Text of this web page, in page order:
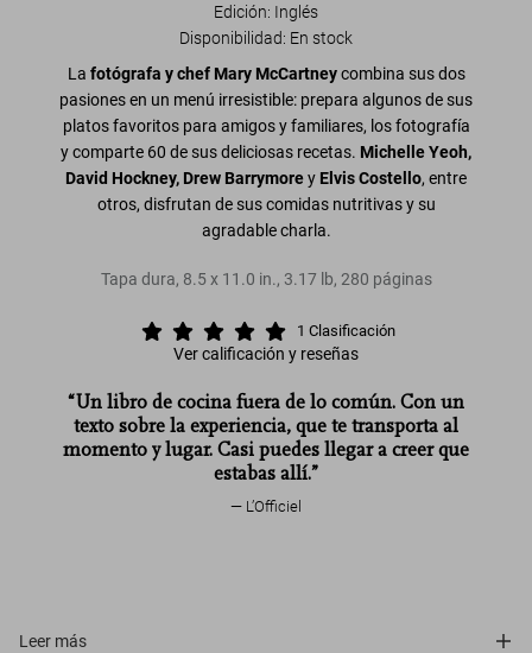
Edición: Inglés
Disponibilidad: En stock
La fotógrafa y chef Mary McCartneycombina sus dos
pasiones en un menú irresistible: prepara algunos de sus
platos favoritos para amigos y familiares, los fotografía
y comparte 60 de sus deliciosas recetas. Michelle Yeoh,
David Hockney, Drew Barrymorey Elvis Costello, entre
otros, disfrutan de sus comidas nutritivas y su
agradable charla.
Tapa dura, 8.5x 11.0 in., 3.17 lb, 280 páginas
1 Clasificación
Ver calificación y reseñas
“Un libro de cocina fuera de lo común. Con un
texto sobre la experiencia, que te transporta al
momento y lugar. Casi puedes llegar a creer que
estabas allí.”
L’Officiel
Feeding Creativity. A Cookbook
for Friends and Family
Leer más